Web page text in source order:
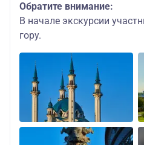
Обратите внимание:
В начале экскурсии
гору.